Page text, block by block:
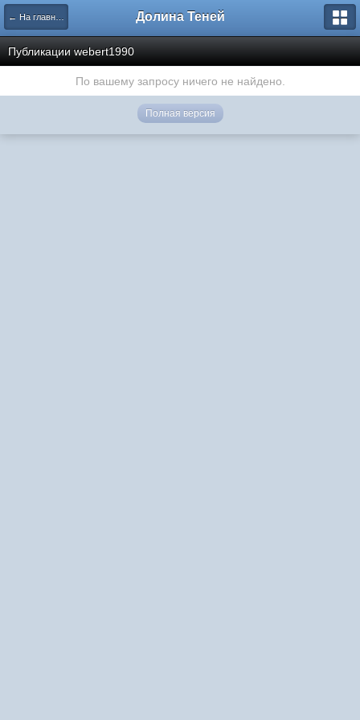
← На главную Долина Теней
Публикации webert1990
По вашему запросу ничего не найдено.
Полная версия